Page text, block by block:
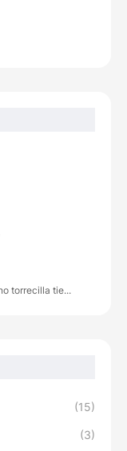
torrecilla tie...
(15)
(3)